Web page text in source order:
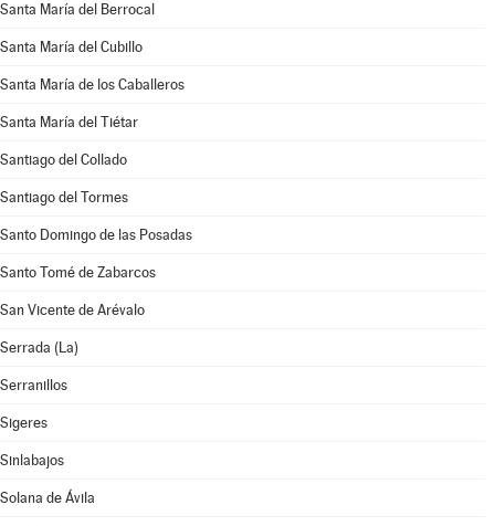
Santa María del Berrocal
Santa María del Cubillo
Santa María de los Caballeros
Santa María del Tiétar
Santiago del Collado
Santiago del Tormes
Santo Domingo de las Posadas
Santo Tomé de Zabarcos
San Vicente de Arévalo
Serrada (La)
Serranillos
Sigeres
Sinlabajos
Solana de Ávila